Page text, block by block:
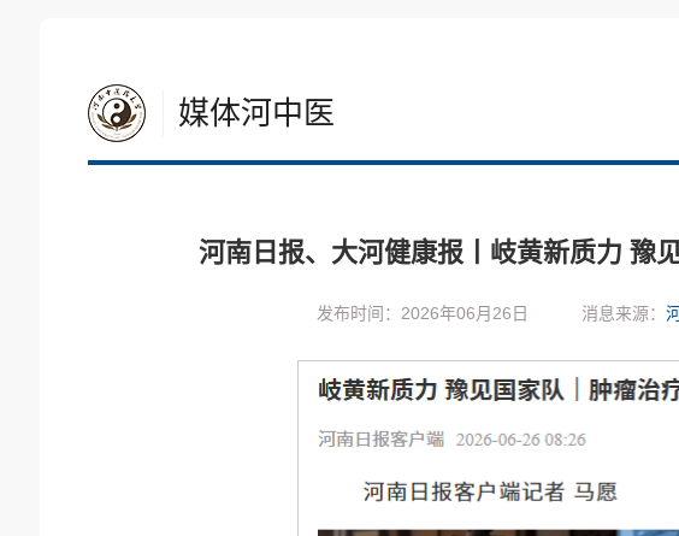
媒体河中医
河南日报、大河健康报丨岐黄新质力
发布时间：2026年06月26日 消息来源：